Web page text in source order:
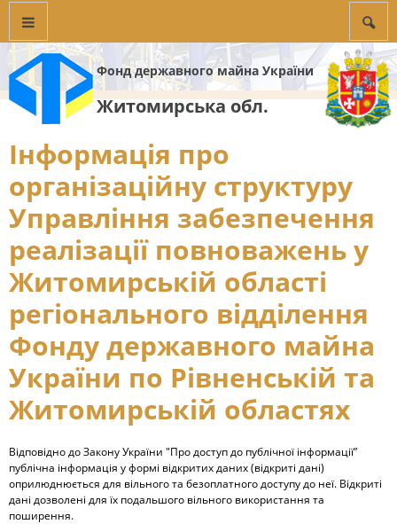
Фонд державного майна України
Житомирська обл.
Інформація про
організаційну структуру
Управління забезпечення
реалізації повноважень у
Житомирській області
регіонального відділення
Фонду державного майна
України по Рівненській та
Житомирській областях
Відповідно до Закону України "Про доступ до публічної інформації”
публічна інформація у формі відкритих даних (відкриті дані)
оприлюднюється для вільного та безоплатного доступу до неї. Відкриті
дані дозволені для їх подальшого вільного використання та
поширення.